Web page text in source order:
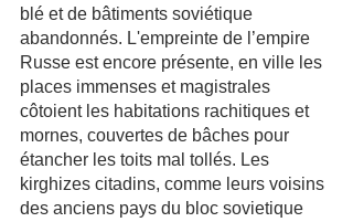
blé et de bâtiments soviétique
abandonnés. L'empreinte de l’empire
Russe est encore présente, en ville les
places immenses et magistrales
côtoient les habitations rachitiques et
mornes, couvertes de bâches pour
étancher les toits mal tollés. Les
kirghizes citadins, comme leurs voisins
des anciens pays du bloc sovietique